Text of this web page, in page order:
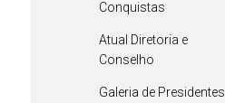
Conquistas
Atual Diretoria e
Conselho
Galeria de Presidentes